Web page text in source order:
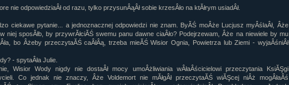
10,564
3,921
319,637
materiałów:
3,327
4,170
nie odpowiedziaÂł od razu, tylko przysunÂąÂł sobie krzesÂło na ktĂłrym usiadÂł.
ciekawe pytanie... a jednoznacznej odpowiedzi nie znam. ByĂŚ moÂże Lucjusz myÂślaÂł, Âże
niej sposĂłb, by przywrĂłciĂŚ swemu panu dawne ciaÂło? Podejrzewam, Âże na niewiele by mu
bo Âżeby przeczytaĂŚ caÂłÂą, trzeba mieĂŚ Wisior Ognia, Powietrza lub Ziemi - wyjaÂśniÂł
- spytaÂła Julie.
Wisior Wody nigdy nie dostaÂł mocy umoÂżliwiania wÂłaÂścicielowi przeczytania KsiĂŞgi
Co jednak nie znaczy, Âże Voldemort nie mĂłgÂł przeczytaĂŚ wiĂŞcej niÂż mogÂłaÂś